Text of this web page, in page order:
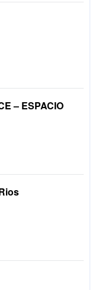
– ESPACIO